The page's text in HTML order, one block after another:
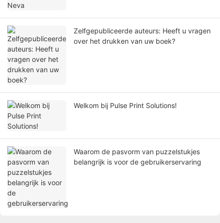
Zelfgepubliceerde auteurs: Heeft u vragen
over het drukken van uw boek?
Welkom bij Pulse Print Solutions!
Waarom de pasvorm van puzzelstukjes
belangrijk is voor de gebruikerservaring